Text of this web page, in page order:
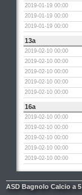
2019-01-19 00:00
2019-01-19 00:00
2019-01-19 00:00
13a
2019-02-10 00:00
2019-02-10 00:00
2019-02-10 00:00
2019-02-10 00:00
2019-02-10 00:00
16a
2019-02-10 00:00
2019-02-10 00:00
2019-02-10 00:00
2019-02-10 00:00
2019-02-10 00:00
ASD Bagnolo Calcio a 5